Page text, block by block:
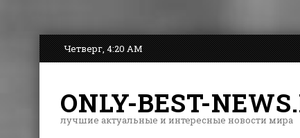
Четверг, 4:20 AM
ONLY-BEST-
лучшие актуальные и интересные новости мира